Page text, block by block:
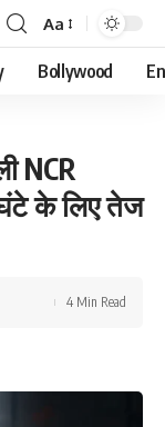
Font
Resizer
Aa
Bollywood
NCR
के लिए तेज
4 Min Read